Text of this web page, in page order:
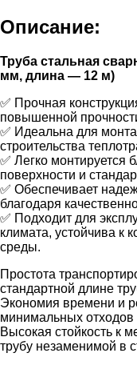
Описание:
Труба стальная
мм, длина — 12 м)
✅ Прочная
повышенной
✅ Идеальна для
строительства
✅ Легко монтируется
поверхности и
✅ Обеспечивает
благодаря
✅ Подходит для
климата, устойчива к
среды.
Простота
стандартной длине
Экономия времени и
минимальных отходов
Высокая стойкость к
трубу незаменимой в